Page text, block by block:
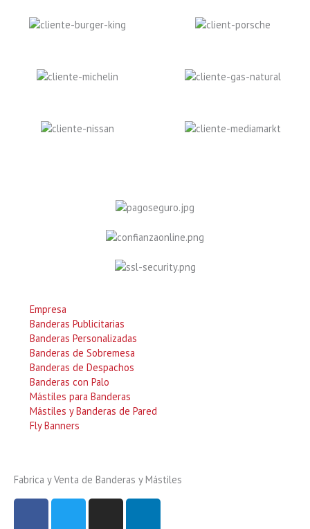
Empresa
Banderas Publicitarias
Banderas Personalizadas
Banderas de Sobremesa
Banderas de Despachos
Banderas con Palo
Mástiles para Banderas
Mástiles y Banderas de Pared
Fly Banners
Fabrica y Venta de Banderas y Mástiles
F T I L